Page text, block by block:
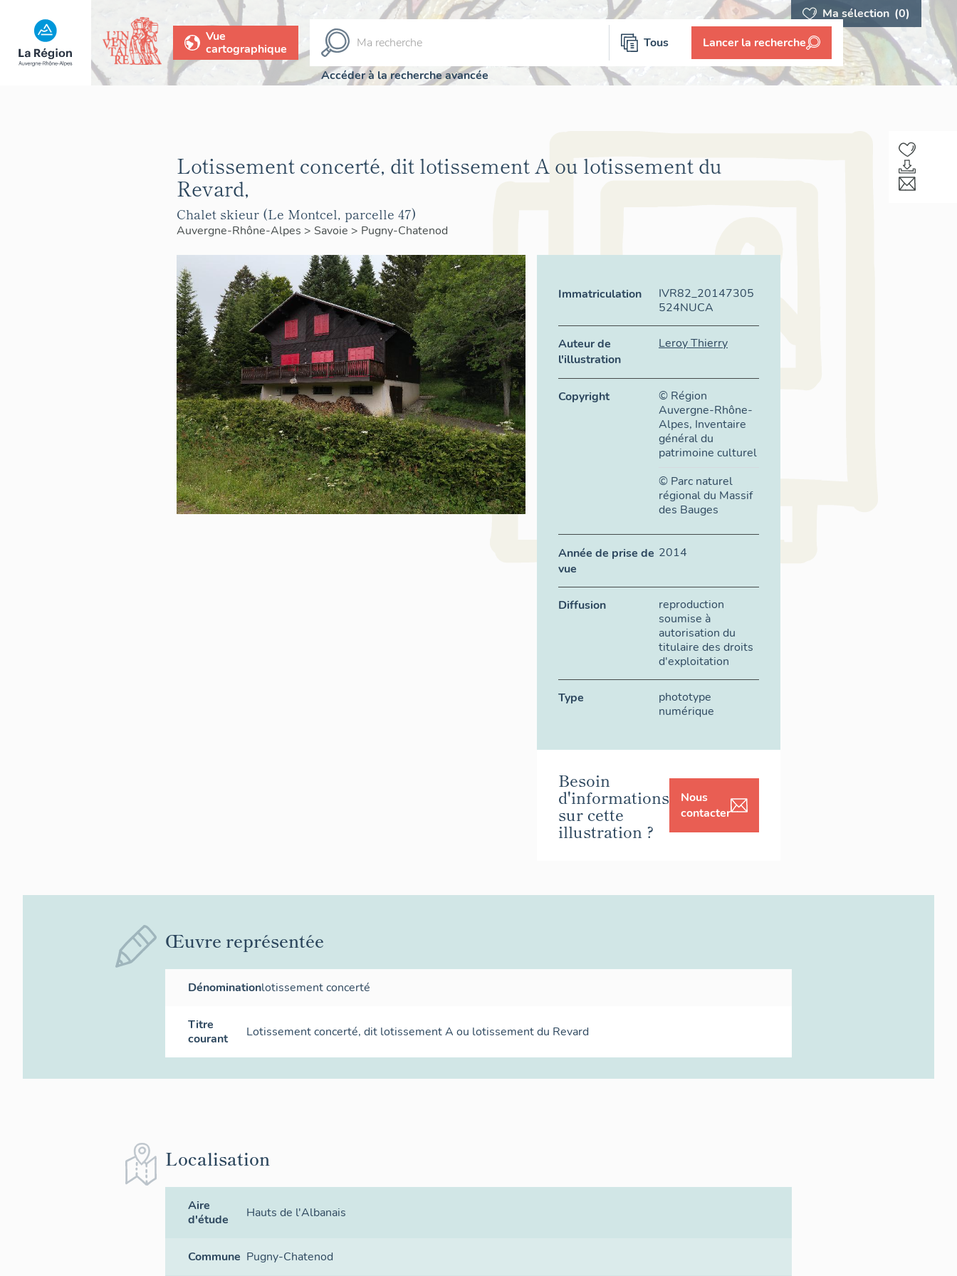
Ma sélection (0)
Vue
cartographique
Tous Lancer la recherche
Accéder à la recherche avancée
Lotissement concerté, dit lotissement A ou lotissement du
Revard,
Chalet skieur (Le Montcel, parcelle 47)
Auvergne-Rhône-Alpes > Savoie > Pugny-Chatenod
Immatriculation
IVR82_20147305
524NUCA
Auteur de
l'illustration
Leroy Thierry
Copyright
© Région
Auvergne-Rhône-
Alpes, Inventaire
général du
patrimoine culturel
© Parc naturel
régional du Massif
des Bauges
Année de prise de
vue
2014
Diffusion
reproduction
soumise à
autorisation du
titulaire des droits
d'exploitation
Type
phototype
numérique
Besoin
d'informations
sur cette
illustration ?
Nous
contacter
Œuvre représentée
Dénominationlotissement concerté
Titre
courant
Lotissement concerté, dit lotissement A ou lotissement du Revard
Localisation
Aire
d'étude
Hauts de l'Albanais
Commune Pugny-Chatenod